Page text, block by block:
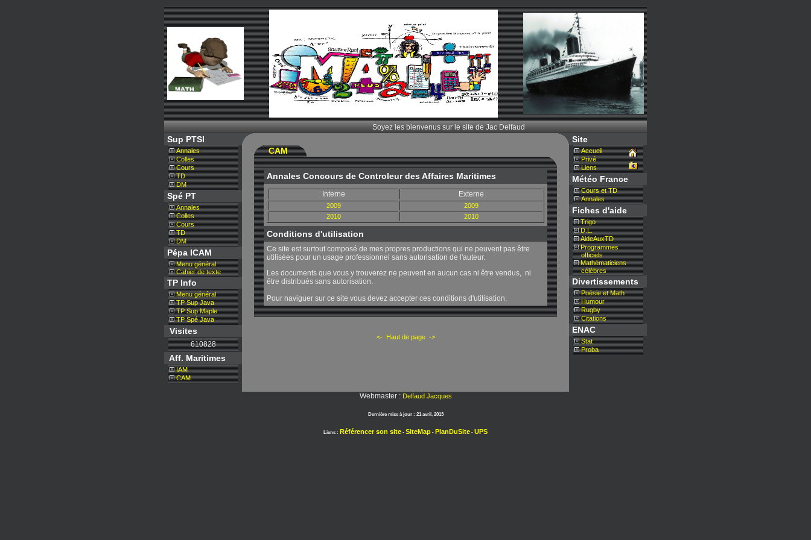
Soyez les bienvenus sur le site de Jac Delfaud
Sup PTSI
Annales
Colles
Cours
TD
DM
Spé PT
Annales
Colles
Cours
TD
DM
Pépa ICAM
Menu général
Cahier de texte
TP Info
Menu général
TP Sup Java
TP Sup Maple
TP Spé Java
Visites
610828
Aff. Maritimes
IAM
CAM
CAM
Annales Concours de Controleur des Affaires Maritimes
Interne Externe
2009
2009
2010
2010
Conditions d'utilisation
Ce site est surtout composé de mes propres productions qui ne peuvent pas être
utilisées pour un usage professionnel sans autorisation de l'auteur.
Les documents que vous y trouverez ne peuvent en aucun cas ni être vendus, ni
être distribués sans autorisation.
Pour naviguer sur ce site vous devez accepter ces conditions d'utilisation.
<- Haut de page ->
Site
Accueil
Privé
Liens
Météo France
Cours et TD
Annales
Fiches d'aide
Trigo
D.L.
AideAuxTD
Programmes
__officiels
Mathématiciens
__célèbres
Divertissements
Poésie et Math
Humour
Rugby
Citations
ENAC
Stat
Proba
Webmaster : Delfaud Jacques
Dernière mise à jour : 21 avril, 2013
Liens : Référencer son site - SiteMap - PlanDuSite - UPS